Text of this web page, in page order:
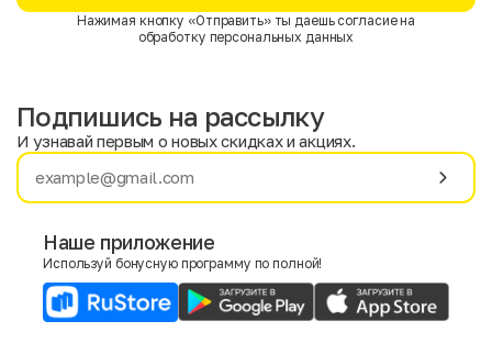
Нажимая кнопку «Отправить» ты даешь согласие на
обработку персональных данных
Имя
E-mail
Подпишись на рассылку
И узнавай первым о новых скидках и акциях.
Наше приложение
Используй бонусную программу по полной!